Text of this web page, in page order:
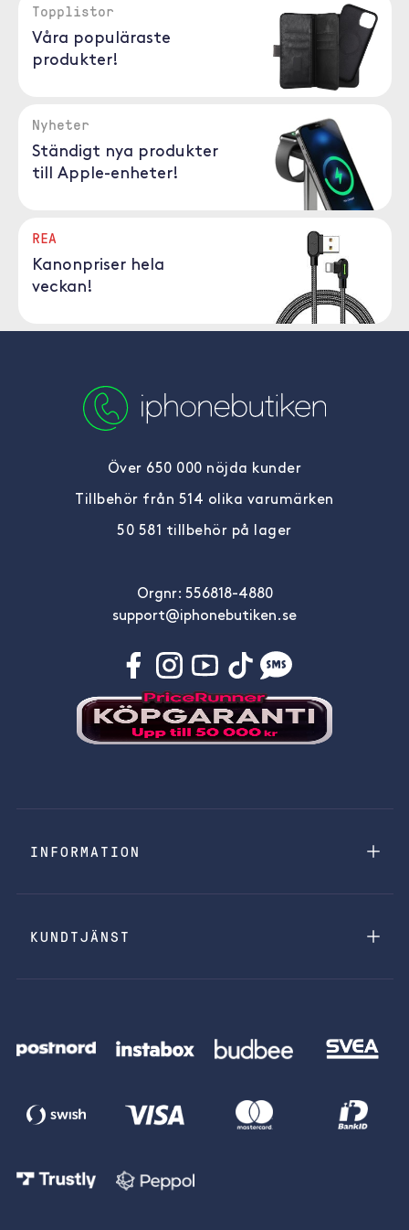
Topplistor
Våra populäraste
produkter!
Nyheter
Ständigt nya produkter
till Apple-enheter!
REA
Kanonpriser hela
veckan!
Över 650 000 nöjda kunder
Tillbehör från 514 olika varumärken
50 581 tillbehör på lager
Orgnr: 556818-4880
support@iphonebutiken.se
INFORMATION
KUNDTJÄNST